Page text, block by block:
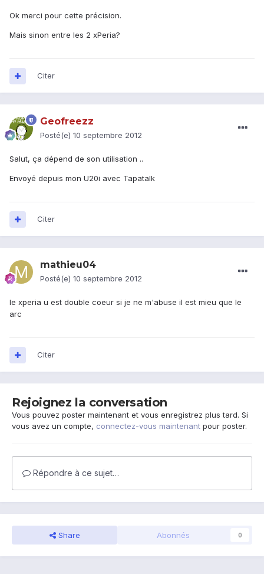
Ok merci pour cette précision.
Mais sinon entre les 2 xPeria?
Citer
Geofreezz
Posté(e) 10 septembre 2012
Salut, ça dépend de son utilisation ..
Envoyé depuis mon U20i avec Tapatalk
Citer
mathieu04
Posté(e) 10 septembre 2012
le xperia u est double coeur si je ne m'abuse il est mieu que le
arc
Citer
Rejoignez la conversation
Vous pouvez poster maintenant et vous enregistrez plus tard. Si
vous avez un compte, connectez-vous maintenant pour poster.
Répondre à ce sujet…
Share Abonnés 0